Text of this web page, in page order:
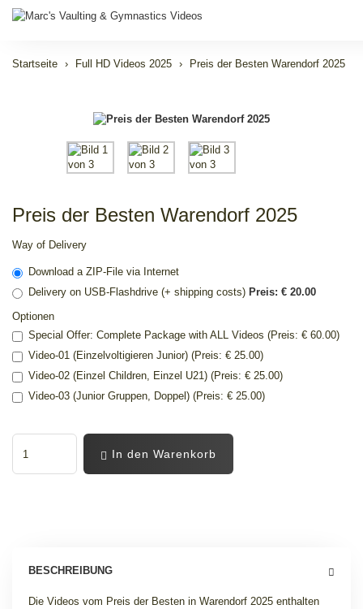
Startseite Full HD Videos 2025 Preis der Besten Warendorf 2025
Preis der Besten Warendorf 2025
Way of Delivery
Download a ZIP-File via Internet
Delivery on USB-Flashdrive (+ shipping costs) Preis: € 20.00
Optionen
Special Offer: Complete Package with ALL Videos (Preis: € 60.00)
Video-01 (Einzelvoltigieren Junior) (Preis: € 25.00)
Video-02 (Einzel Children, Einzel U21) (Preis: € 25.00)
Video-03 (Junior Gruppen, Doppel) (Preis: € 25.00)
In den Warenkorb
BESCHREIBUNG
Die Videos vom Preis der Besten in Warendorf 2025 enthalten